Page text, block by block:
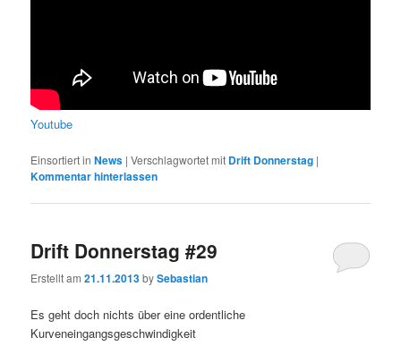
Youtube
Einsortiert in News |Verschlagwortet mit Drift Donnerstag |
Kommentar hinterlassen
Drift Donnerstag #29
Erstellt am21.11.2013bySebastian
Es geht doch nichts über eine ordentliche
Kurveneingangsgeschwindigkeit